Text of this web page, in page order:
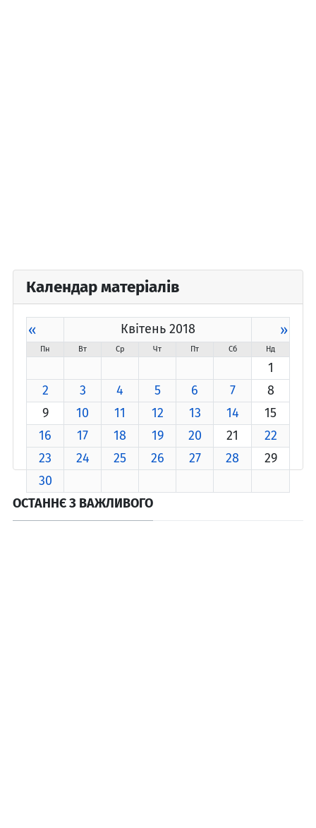
Календар матеріалів
« Квітень 2018 »
Пн Вт Ср Чт Пт Сб Нд
1
2
3 4 5 6 7
8
9
10 11 12 13 14
15
16
17 18 19 20 21
22
23
24 25 26 27 28
29
30
ОСТАННЄ З ВАЖЛИВОГО